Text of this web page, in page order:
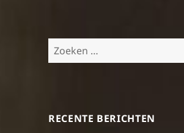
Zoeken
naar:
RECENTE BERICHTEN